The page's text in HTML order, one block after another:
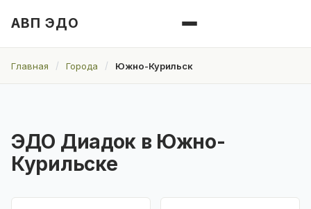
АВП ЭДО
Главная Города Южно-Курильск
ЭДО Диадок в Южно-
Курильске